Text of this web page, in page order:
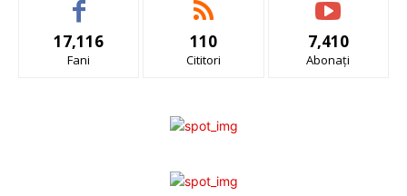
17,116
Fani
110
Cititori
7,410
Abonați